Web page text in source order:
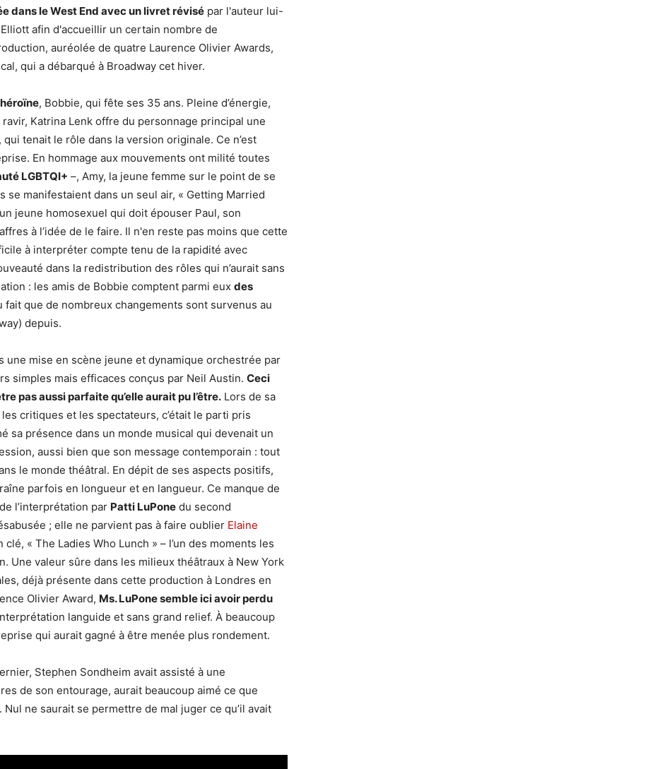
dans le West End avec un livret révisé par l'auteur lui-
afin d'accueillir un certain nombre de
auréolée de quatre Laurence Olivier Awards,
qui a débarqué à Broadway cet hiver.
, Bobbie, qui fête ses 35 ans. Pleine d’énergie,
Katrina Lenk offre du personnage principal une
tenait le rôle dans la version originale. Ce n’est
En hommage aux mouvements ont milité toutes
LGBTQI+ –, Amy, la jeune femme sur le point de se
manifestaient dans un seul air, « Getting Married
jeune homosexuel qui doit épouser Paul, son
à l’idée de le faire. Il n'en reste pas moins que cette
à interpréter compte tenu de la rapidité avec
dans la redistribution des rôles qui n’aurait sans
: les amis de Bobbie comptent parmi eux des
fait que de nombreux changements sont survenus au
depuis.
une mise en scène jeune et dynamique orchestrée par
simples mais efficaces conçus par Neil Austin. Ceci
pas aussi parfaite qu’elle aurait pu l’être. Lors de sa
critiques et les spectateurs, c’était le parti pris
sa présence dans un monde musical qui devenait un
aussi bien que son message contemporain : tout
le monde théâtral. En dépit de ses aspects positifs,
parfois en longueur et en langueur. Ce manque de
l’interprétation par Patti LuPone du second
; elle ne parvient pas à faire oublier Elaine
« The Ladies Who Lunch » – l’un des moments les
Une valeur sûre dans les milieux théâtraux à New York
déjà présente dans cette production à Londres en
Olivier Award, Ms. LuPone semble ici avoir perdu
languide et sans grand relief. À beaucoup
qui aurait gagné à être menée plus rondement.
Stephen Sondheim avait assisté à une
de son entourage, aurait beaucoup aimé ce que
ne saurait se permettre de mal juger ce qu’il avait